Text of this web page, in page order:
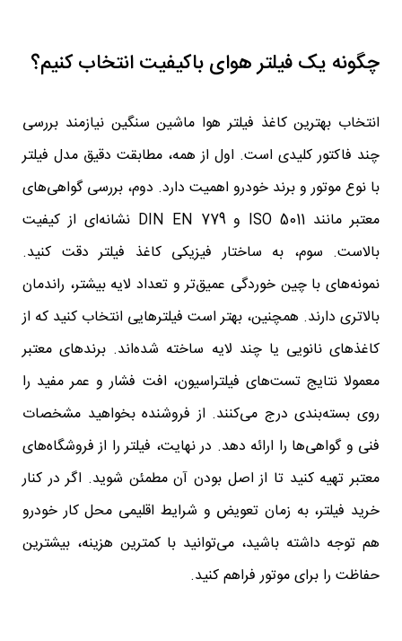
چگونه یک فیلتر هوای باکیفیت انتخاب کنیم؟
انتخاب بهترین کاغذ فیلتر هوا ماشین سنگین نیازمند بررسی
چند فاکتور کلیدی است. اول از همه، مطابقت دقیق مدل فیلتر
با نوع موتور و برند خودرو اهمیت دارد. دوم، بررسی گواهی‌های
معتبر مانند ISO 5011 و DIN EN 779 نشانه‌ای از کیفیت
بالاست. سوم، به ساختار فیزیکی کاغذ فیلتر دقت کنید.
نمونه‌های با چین‌ خوردگی عمیق‌تر و تعداد لایه بیشتر، راندمان
بالاتری دارند. همچنین، بهتر است فیلترهایی انتخاب کنید که از
کاغذهای نانویی یا چند لایه ساخته شده‌اند. برندهای معتبر
معمولا نتایج تست‌های فیلتراسیون، افت فشار و عمر مفید را
روی بسته‌بندی درج می‌کنند. از فروشنده بخواهید مشخصات
فنی و گواهی‌ها را ارائه دهد. در نهایت، فیلتر را از فروشگاه‌های
معتبر تهیه کنید تا از اصل بودن آن مطمئن شوید. اگر در کنار
خرید فیلتر، به زمان تعویض و شرایط اقلیمی محل کار خودرو
هم توجه داشته باشید، می‌توانید با کمترین هزینه، بیشترین
حفاظت را برای موتور فراهم کنید.